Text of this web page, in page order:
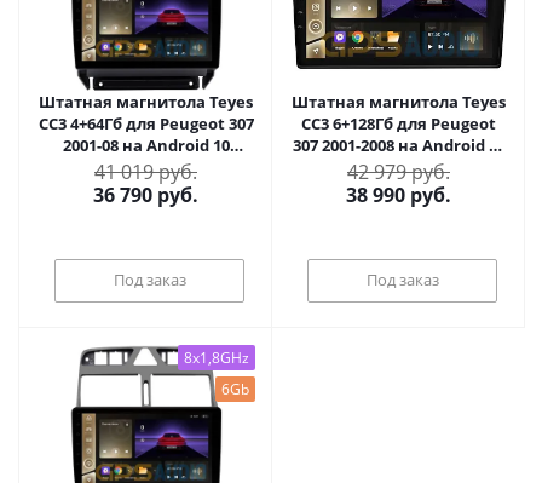
Штатная магнитола Teyes
CC3 4+64Гб для Peugeot 307
2001-08 на Android 10
(4/64Гб)
41 019 руб.
36 790 руб.
Под заказ
Штатная магнитола Teyes
CC3 6+128Гб для Peugeot
307 2001-2008 на Android 10
(6/128Гб)
42 979 руб.
38 990 руб.
Под заказ
8x1,8GHz
6Gb